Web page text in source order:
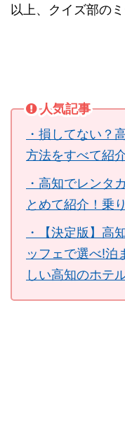
以上、クイズ部の
人気記事
・損してない？
方法をすべて紹介
・高知でレンタ
とめて紹介！乗
・【決定版】高
ッフェで選べ!泊
しい高知のホテ